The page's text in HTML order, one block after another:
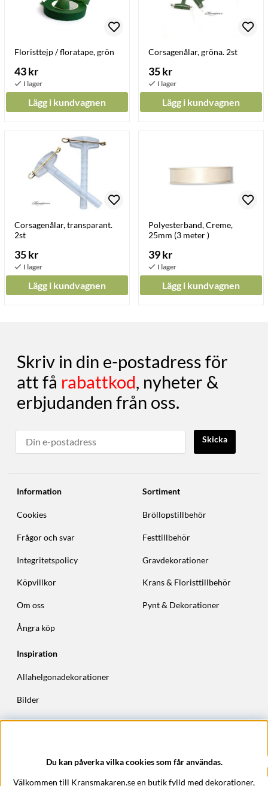
Floristtejp / floratape, grön
43 kr
Lägg i kundvagnen
Corsagenålar, gröna. 2st
35 kr
Lägg i kundvagnen
Corsagenålar, transparant.
2st
35 kr
Lägg i kundvagnen
Polyesterband, Creme,
25mm (3 meter )
39 kr
Lägg i kundvagnen
Skriv in din e-postadress för
att få rabattkod, nyheter &
erbjudanden från oss.
Skicka
Information
Cookies
Frågor och svar
Integritetspolicy
Köpvillkor
Om oss
Ångra köp
Sortiment
Bröllopstillbehör
Festtillbehör
Gravdekorationer
Krans & Floristtillbehör
Pynt & Dekorationer
Inspiration
Allahelgonadekorationer
Bilder
Höstkransar
Du kan påverka vilka cookies som får användas.
Välkommen till Kransmakaren.se en butik fylld med dekorationer,